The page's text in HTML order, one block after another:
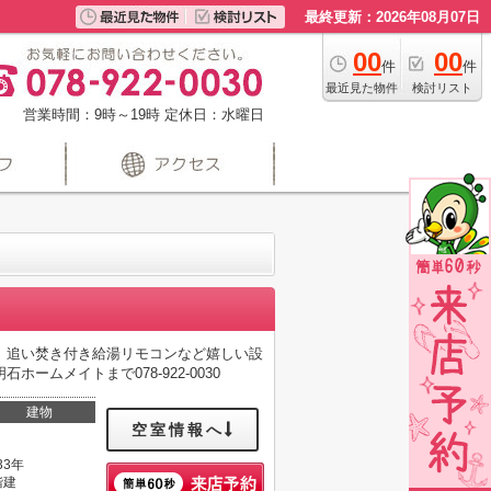
最終更新：2026年08月07日
00件
最近見た物件
00件
検討リスト
営業時間：9時～19時 定休日：水曜日
い焚き付き給湯リモコンなど嬉しい設
ホームメイトまで078-922-0030
建物
年
建
空室情報へ